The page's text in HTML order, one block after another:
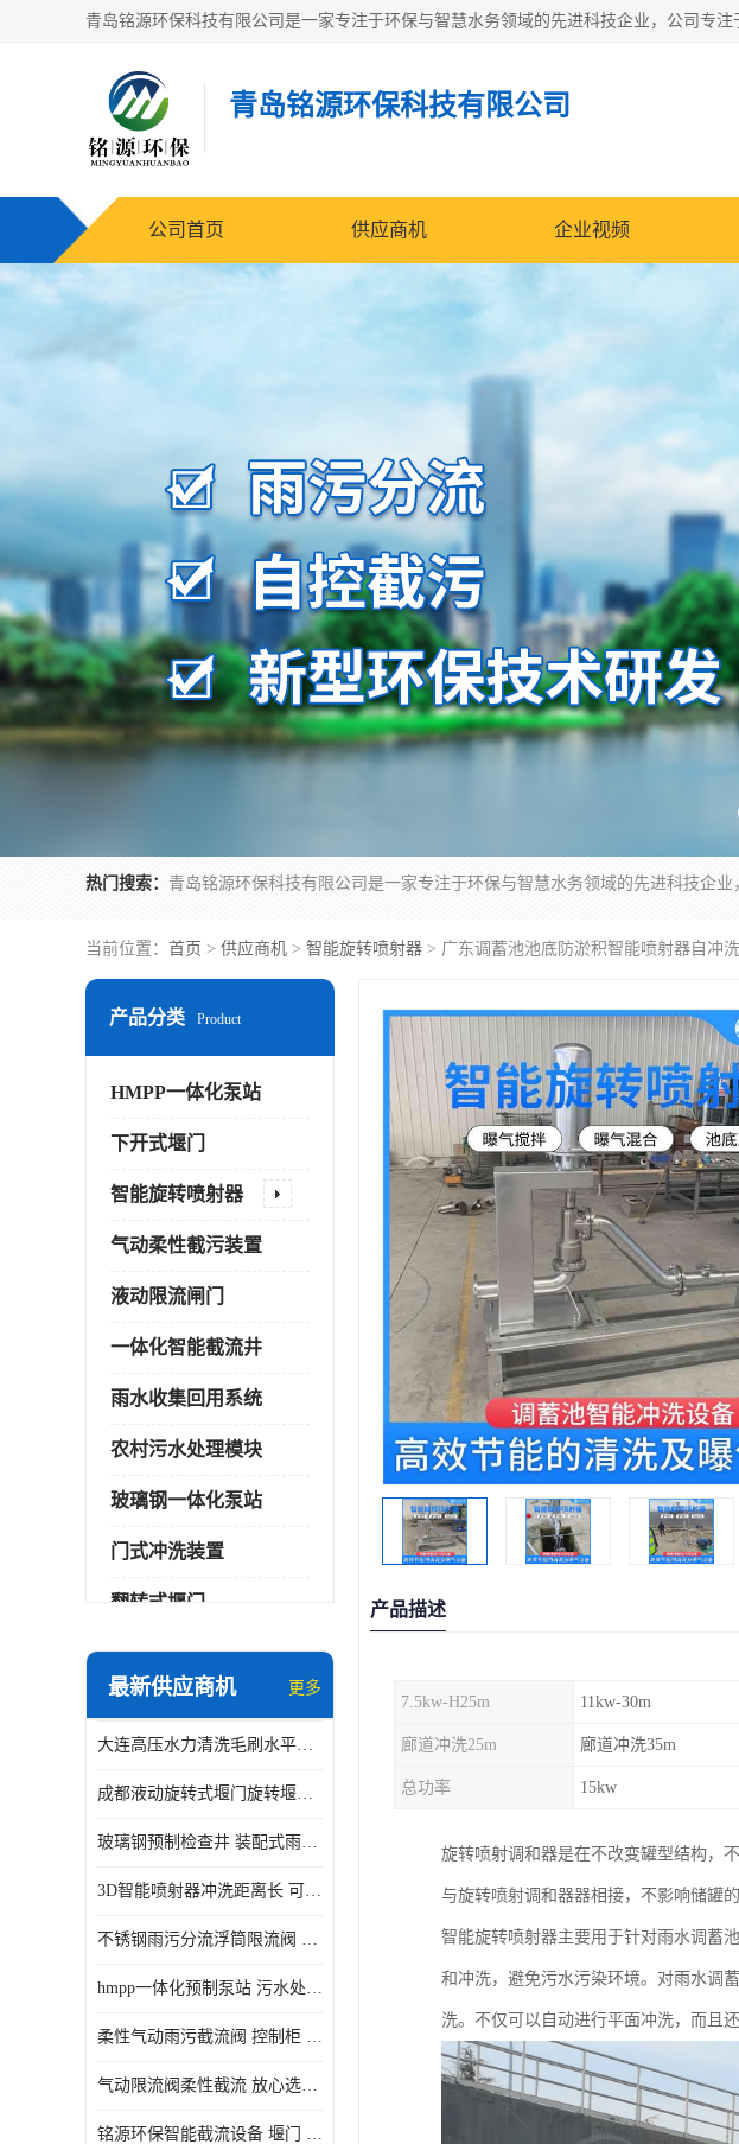
青岛铭源环保科技有限公司
公司首页 供应商机 企业视频
热门搜索：
当前位置： 首页 > 供应商机 > 智能旋转喷射器 > 广东调蓄池池底防淤积智能喷射器自冲
产品分类 Product
HMPP一体化泵站
下开式堰门
智能旋转喷射器
气动柔性截污装置
液动限流闸门
一体化智能截流井
雨水收集回用系统
农村污水处理模块
玻璃钢一体化泵站
门式冲洗装置
翻转式堰门
智能一体化雨水泵站
智能一体化供水泵房
智能一体化净水设备
最新供应商机 更多
大连高压水力清洗毛刷水平自清洁滚刷 水力自动冲洗系统 水力清洗
成都液动旋转式堰门旋转堰门 自动控制 SUS304
玻璃钢预制检查井 装配式雨水污水井 初期弃流井 源头厂家
3D智能喷射器冲洗距离长 可270度旋转 高强度水压远距离喷洗
不锈钢雨污分流浮筒限流阀 DN150-DN1000 品质可信
hmpp一体化预制泵站 污水处理系统 乡镇学校市政排水 厂家供应
柔性气动雨污截流阀 控制柜 远程控制安全性高检修方便
气动限流阀柔性截流 放心选购 控源截污铭源环保
铭源环保智能截流设备 堰门 铸铁调节闸门作用 源头商家 可定制
产品描述
7.5kw-H25m 11kw-30m
廊道冲洗25m 廊道冲洗35m
总功率 15kw
旋转喷射调和器是在不改变罐型结构，
与旋转喷射调和器器相接，不影响储罐
智能旋转喷射器主要用于针对雨水调蓄
和冲洗，避免污水污染环境。对雨水调
洗。不仅可以自动进行平面冲洗，而且